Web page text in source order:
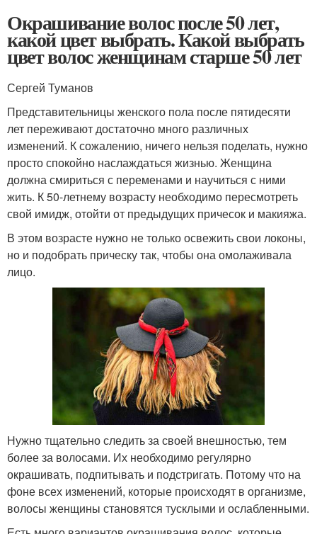
Окрашивание волос после 50 лет,
какой цвет выбрать. Какой выбрать
цвет волос женщинам старше 50 лет
Сергей Туманов
Представительницы женского пола после пятидесяти
лет переживают достаточно много различных
изменений. К сожалению, ничего нельзя поделать, нужно
просто спокойно наслаждаться жизнью. Женщина
должна смириться с переменами и научиться с ними
жить. К 50-летнему возрасту необходимо пересмотреть
свой имидж, отойти от предыдущих причесок и макияжа.
В этом возрасте нужно не только освежить свои локоны,
но и подобрать прическу так, чтобы она омолаживала
лицо.
Нужно тщательно следить за своей внешностью, тем
более за волосами. Их необходимо регулярно
окрашивать, подпитывать и подстригать. Потому что на
фоне всех изменений, которые происходят в организме,
волосы женщины становятся тусклыми и ослабленными.